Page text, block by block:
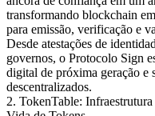
transformando blockchain
para emissão, verificação e
Desde atestações de
governos, o Protocolo Sign
digital de próxima geração e
descentralizados.
2. TokenTable: